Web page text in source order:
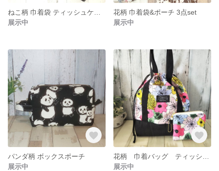
展示中
花柄 巾着袋&ポーチ 3点set
展示中
パンダ柄 ボックスポーチ
展示中
展示中